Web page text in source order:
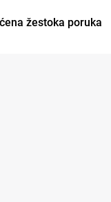
žestoka poruka